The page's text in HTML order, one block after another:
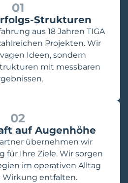
01
Strukturen
aus 18 Jahren TIGA
Projekten. Wir
Ideen, sondern
mit messbaren
02
auf Augenhöhe
übernehmen wir
für Ihre Ziele. Wir sorgen
im operativen Alltag
Wirkung entfalten.